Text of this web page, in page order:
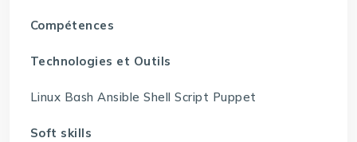
Compétences
Technologies et Outils
Linux Bash Ansible Shell Script Puppet
Soft skills